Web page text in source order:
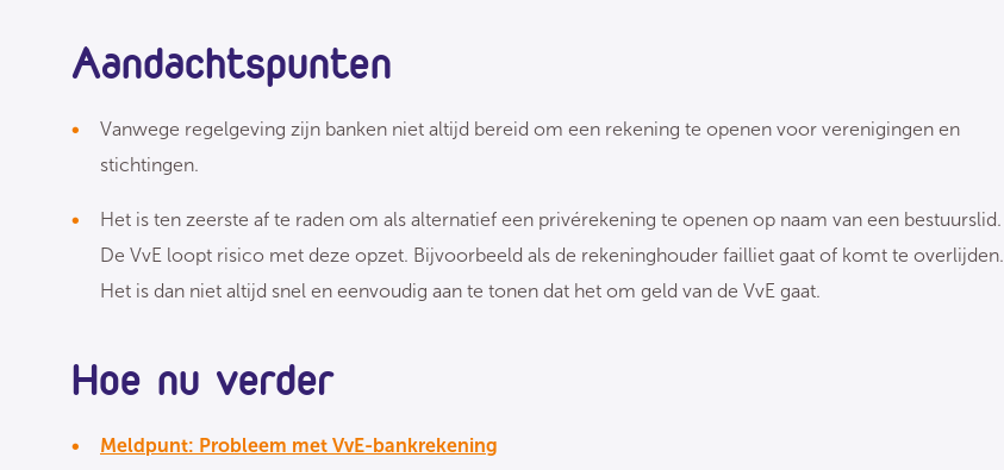
Aandachtspunten
Vanwege regelgeving zijn banken niet altijd bereid om een rekening te openen voor verenigingen en
stichtingen.
Het is ten zeerste af te raden om als alternatief een privérekening te openen op naam van een bestuurslid.
De VvE loopt risico met deze opzet. Bijvoorbeeld als de rekeninghouder failliet gaat of komt te overlijden.
Het is dan niet altijd snel en eenvoudig aan te tonen dat het om geld van de VvE gaat.
Hoe nu verder
Meldpunt: Probleem met VvE-bankrekening